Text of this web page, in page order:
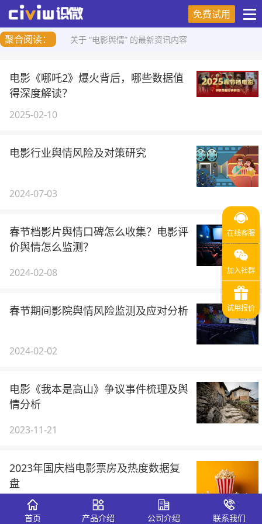
免费试用
聚合阅读：
关于 “电影舆情” 的最新资讯内容
电影《哪吒2》爆火背后，哪些数据值
得深度解读？
2025-02-10
电影行业舆情风险及对策研究
2024-07-03
春节档影片舆情口碑怎么收集？电影评
价舆情怎么监测？
2024-02-08
春节期间影院舆情风险监测及应对分析
2024-02-02
电影《我本是高山》争议事件梳理及舆
情分析
2023-11-21
2023年国庆档电影票房及热度数据复
盘
2023-10-08
首页 产品介绍 公司介绍 联系我们